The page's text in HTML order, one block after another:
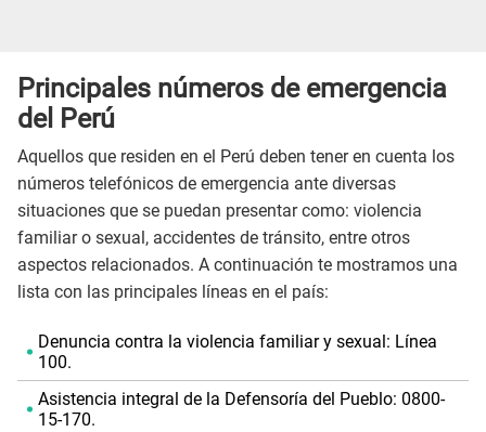
Principales números de emergencia
del Perú
Aquellos que residen en el Perú deben tener en cuenta los
números telefónicos de emergencia ante diversas
situaciones que se puedan presentar como: violencia
familiar o sexual, accidentes de tránsito, entre otros
aspectos relacionados. A continuación te mostramos una
lista con las principales líneas en el país:
Denuncia contra la violencia familiar y sexual: Línea
100.
Asistencia integral de la Defensoría del Pueblo: 0800-
15-170.